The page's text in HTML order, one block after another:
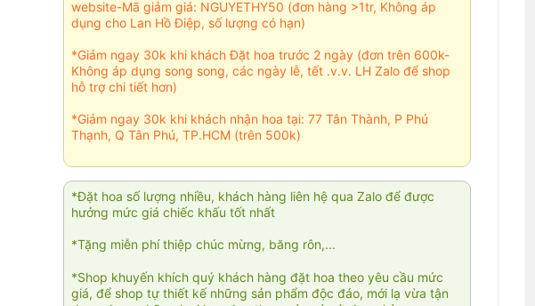
website-Mã giảm giá: NGUYETHY50 (đơn hàng >1tr, Không áp
dụng cho Lan Hồ Điệp, số lượng có hạn)
*Giảm ngay 30k khi khách Đặt hoa trước 2 ngày (đơn trên 600k-
Không áp dụng song song, các ngày lễ, tết .v.v. LH Zalo để shop
hỗ trợ chi tiết hơn)
*Giảm ngay 30k khi khách nhận hoa tại: 77 Tân Thành, P Phú
Thạnh, Q Tân Phú, TP.HCM (trên 500k)
*Đặt hoa số lượng nhiều, khách hàng liên hệ qua Zalo để được
hưởng mức giá chiếc khấu tốt nhất
*Tặng miễn phí thiệp chúc mừng, băng rôn,...
*Shop khuyến khích quý khách hàng đặt hoa theo yêu cầu mức
giá, để shop tự thiết kế những sản phẩm độc đáo, mới lạ vừa tận